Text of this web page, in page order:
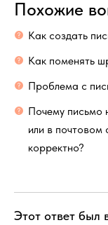
Похожие
Как создать
Как поменять
Проблема с
Почему письмо
или в почтовом
корректно?
Этот ответ был